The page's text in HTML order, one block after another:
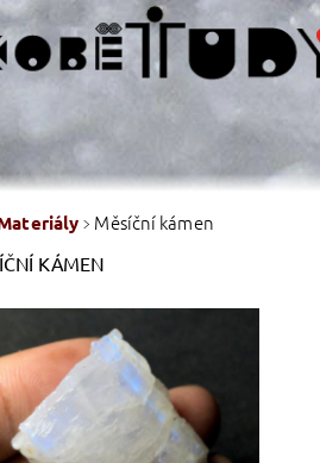
Měsíční kámen
KÁMEN